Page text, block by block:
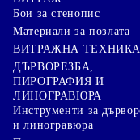
Бои за стенопис
Материали за позлата
ВИТРАЖНА ТЕХНИКА
ДЪРВОРЕЗБА,
ПИРОГРАФИЯ И
ЛИНОГРАВЮРА
Инструменти за
и линогравюра